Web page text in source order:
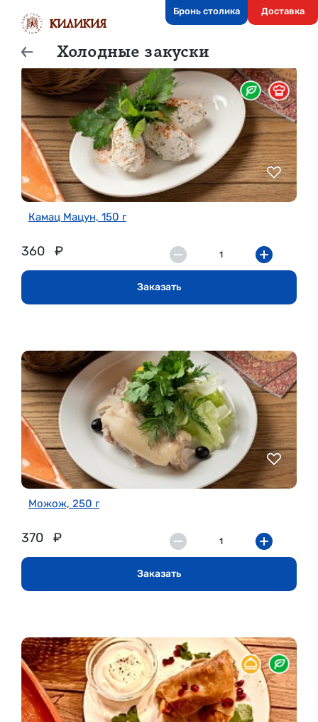
Холодные закуски
Камац Мацун, 150 г
360 ₽
Заказать
Можож, 250 г
370 ₽
Заказать
Бронь столика Доставка